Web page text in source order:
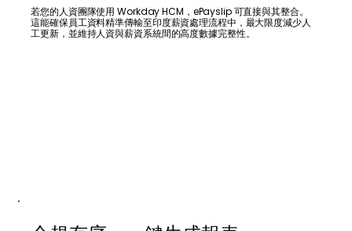
若您的人資團隊使用 Workday HCM，ePayslip 可直接與其整合。
這能確保員工資料精準傳輸至印度薪資處理流程中，最大限度減少人
工更新，並維持人資與薪資系統間的高度數據完整性。